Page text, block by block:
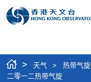
> 天气 > 热带气旋
二零一二热带气旋